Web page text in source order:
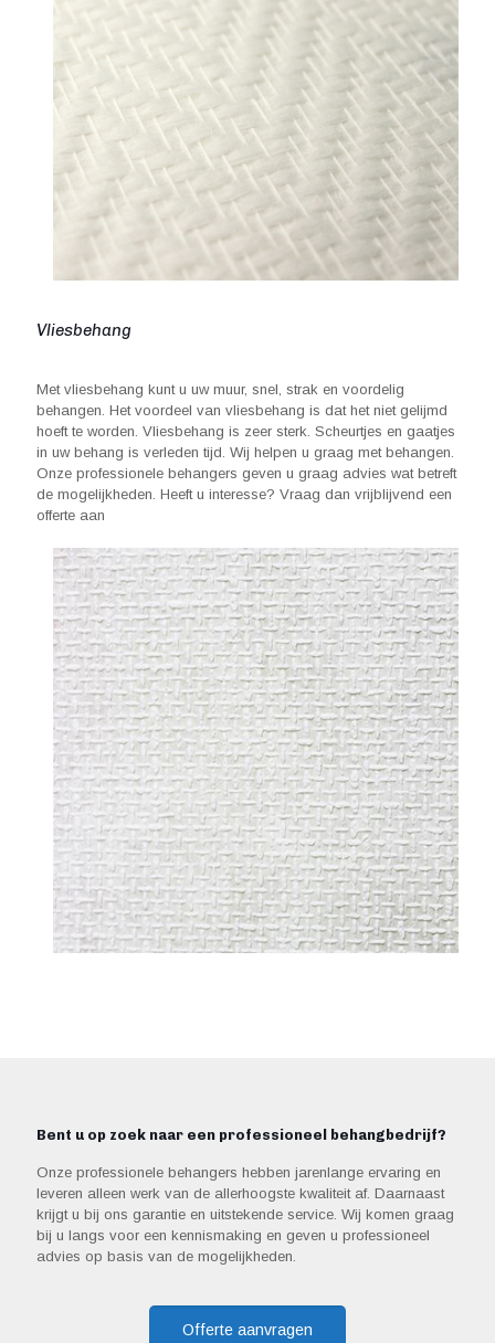
Vliesbehang
Met vliesbehang kunt u uw muur, snel, strak en voordelig
behangen. Het voordeel van vliesbehang is dat het niet gelijmd
hoeft te worden. Vliesbehang is zeer sterk. Scheurtjes en gaatjes
in uw behang is verleden tijd. Wij helpen u graag met behangen.
Onze professionele behangers geven u graag advies wat betreft
de mogelijkheden. Heeft u interesse? Vraag dan vrijblijvend een
offerte aan
Bent u op zoek naar een professioneel behangbedrijf?
Onze professionele behangers hebben jarenlange ervaring en
leveren alleen werk van de allerhoogste kwaliteit af. Daarnaast
krijgt u bij ons garantie en uitstekende service. Wij komen graag
bij u langs voor een kennismaking en geven u professioneel
advies op basis van de mogelijkheden.
Offerte aanvragen